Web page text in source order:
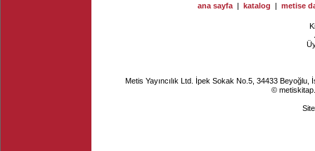
ana sayfa | katalog | metise
Metis Yayıncılık Ltd. İpek Sokak No.5, 34433
©